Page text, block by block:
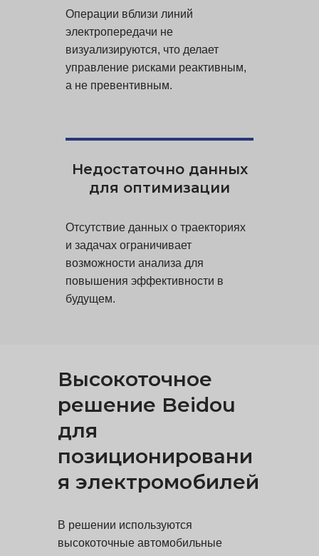
Операции вблизи линий
электропередачи не
визуализируются, что делает
управление рисками реактивным,
а не превентивным.
Недостаточно данных
для оптимизации
Отсутствие данных о траекториях
и задачах ограничивает
возможности анализа для
повышения эффективности в
будущем.
Высокоточное
решение Beidou
для
позиционировани
я электромобилей
В решении используются
высокоточные автомобильные